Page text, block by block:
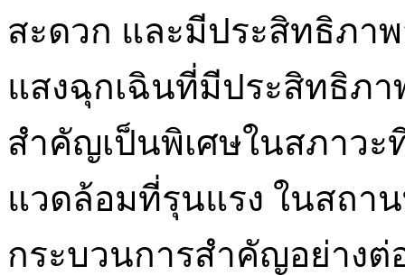
สะดวก และมีประสิทธิภา
แสงฉุกเฉินที่มีประสิทธิภ
สำคัญเป็นพิเศษในสภาว
แวดล้อมที่รุนแรง ในสถา
กระบวนการสำคัญอย่างต่